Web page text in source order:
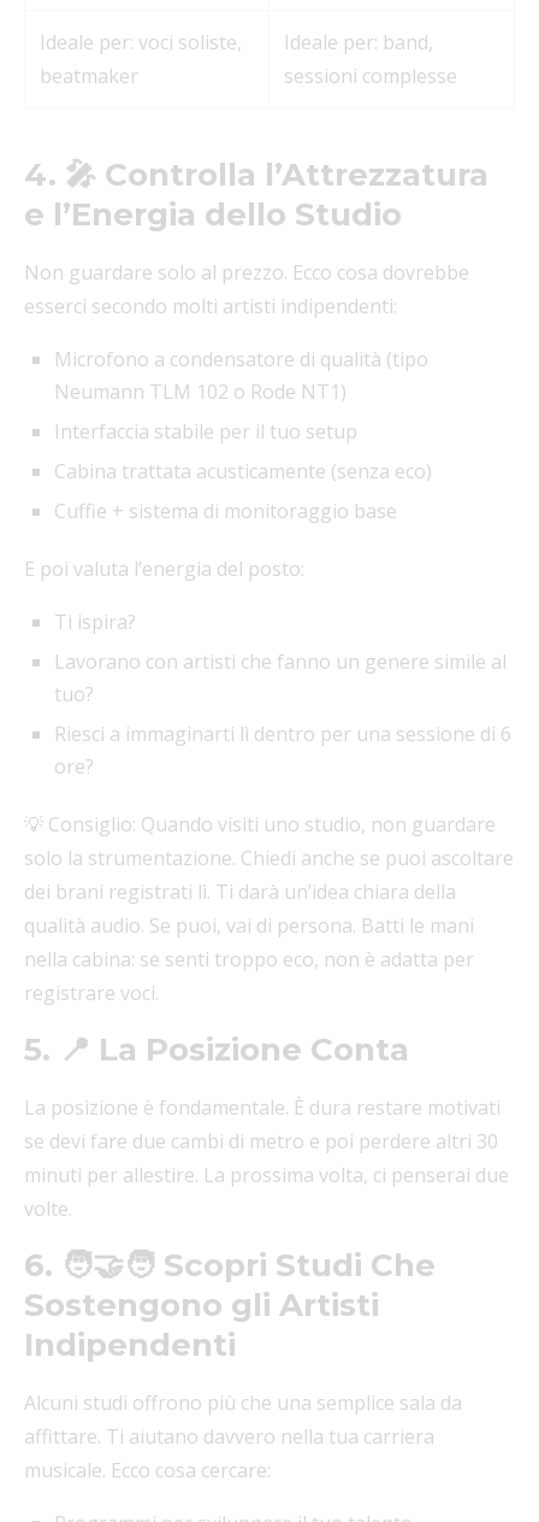
Ideale per: voci soliste,
beatmaker
Ideale per: band,
sessioni complesse
4. 🎤 Controlla l’Attrezzatura
e l’Energia dello Studio
Non guardare solo al prezzo. Ecco cosa dovrebbe
esserci secondo molti artisti indipendenti:
Microfono a condensatore di qualità (tipo
Neumann TLM 102 o Rode NT1)
Interfaccia stabile per il tuo setup
Cabina trattata acusticamente (senza eco)
Cuffie + sistema di monitoraggio base
E poi valuta l’energia del posto:
Ti ispira?
Lavorano con artisti che fanno un genere simile al
tuo?
Riesci a immaginarti lì dentro per una sessione di 6
ore?
💡 Consiglio: Quando visiti uno studio, non guardare
solo la strumentazione. Chiedi anche se puoi ascoltare
dei brani registrati lì. Ti darà un’idea chiara della
qualità audio. Se puoi, vai di persona. Batti le mani
nella cabina: se senti troppo eco, non è adatta per
registrare voci.
5. 📍 La Posizione Conta
La posizione è fondamentale. È dura restare motivati
se devi fare due cambi di metro e poi perdere altri 30
minuti per allestire. La prossima volta, ci penserai due
volte.
6. 🧑‍🤝‍🧑 Scopri Studi Che
Sostengono gli Artisti
Indipendenti
Alcuni studi offrono più che una semplice sala da
affittare. Ti aiutano davvero nella tua carriera
musicale. Ecco cosa cercare: